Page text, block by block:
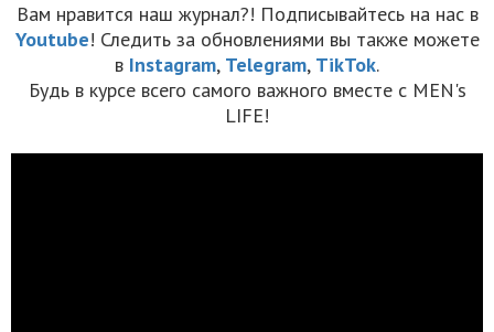
Вам нравится наш журнал?! Подписывайтесь на нас в
Youtube! Следить за обновлениями вы также можете
в Instagram, Telegram, TikTok.
Будь в курсе всего самого важного вместе с MEN's
LIFE!